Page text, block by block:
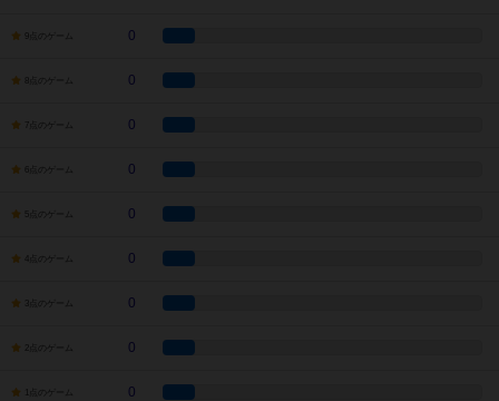
9点のゲーム 0
8点のゲーム 0
7点のゲーム 0
6点のゲーム 0
5点のゲーム 0
4点のゲーム 0
3点のゲーム 0
2点のゲーム 0
1点のゲーム 0